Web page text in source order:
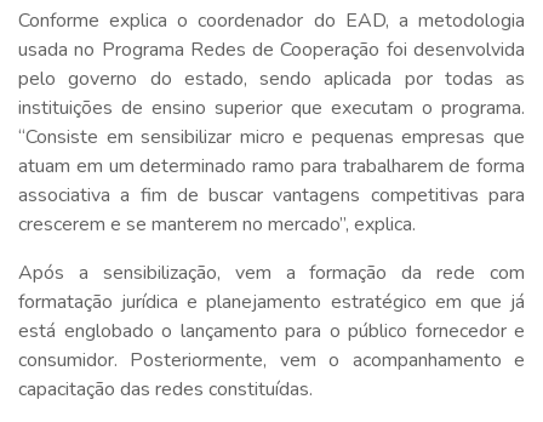
Conforme explica o coordenador do EAD, a metodologia
usada no Programa Redes de Cooperação foi desenvolvida
pelo governo do estado, sendo aplicada por todas as
instituições de ensino superior que executam o programa.
“Consiste em sensibilizar micro e pequenas empresas que
atuam em um determinado ramo para trabalharem de forma
associativa a fim de buscar vantagens competitivas para
crescerem e se manterem no mercado”, explica.
Após a sensibilização, vem a formação da rede com
formatação jurídica e planejamento estratégico em que já
está englobado o lançamento para o público fornecedor e
consumidor. Posteriormente, vem o acompanhamento e
capacitação das redes constituídas.